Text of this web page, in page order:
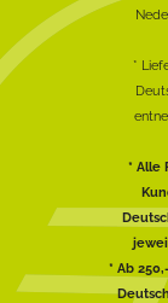
*
* Alle
* Ab